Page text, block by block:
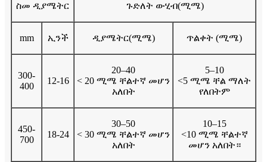
ስመ ዲያሜትር ጉድለት ውሂብ(ሚሜ)
mm ኢንች ዲያሜትር(ሚሜ) ጥልቀት (ሚሜ)
300-
400
12-16
20–40
< 20 ሚሜ ቸልተኛ መሆን
አለበት
5–10
<5 ሚሜ ቸል ማለት
የለበትም
450-
700
18-24
30–50
< 30 ሚሜ ቸልተኛ መሆን
አለበት
10–15
<10 ሚሜ ቸልተኛ
መሆን አለበት።